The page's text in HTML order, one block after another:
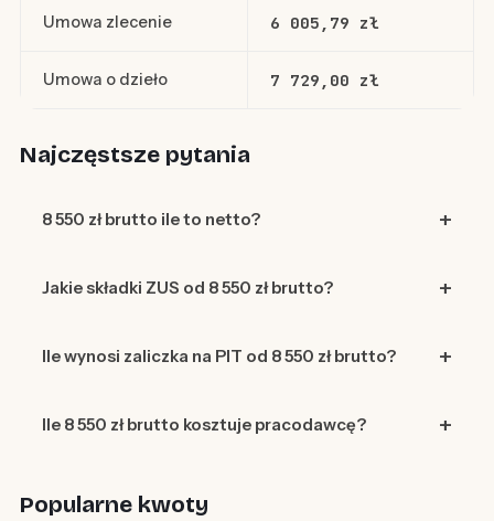
Umowa zlecenie 6 005,79 zł
Umowa o dzieło 7 729,00 zł
Najczęstsze pytania
8 550 zł brutto ile to netto?
Jakie składki ZUS od 8 550 zł brutto?
Ile wynosi zaliczka na PIT od 8 550 zł brutto?
Ile 8 550 zł brutto kosztuje pracodawcę?
Popularne kwoty